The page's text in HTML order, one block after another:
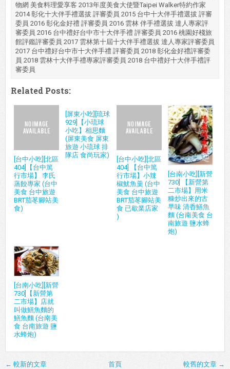
物網 美食料理愛享客 2013年度美食大使暨Taipei Walker特約作家
2014 彰化十大伴手禮選拔 評審委員 2015 台中十大伴手禮選拔 評審
委員 2016 彰化金好禮 評審委員 2016 雲林 伴手禮選拔 達人專家評
審委員 2016 台中禮好台中市十大伴手禮 評審委員 2016 桃園好棧旅
館評鑑評審委員 2017 雲林第十屆十大伴手禮選拔 達人專家評審委員
2017 台中禮好台中市十大伴手禮 評審委員 2018 彰化金好禮評審委
員 2018 雲林十大伴手禮專家評審委員 2018 台中禮好十大伴手禮評
審委員
Related Posts:
[台中小吃][北區
404]【台中篤
行市場】 李氏
蒸餃專家 (台中
美食 台中旅遊
BRT茄苳腳站美
食)
[屏東小吃][琉球
929]【小琉球
小吃】相思麵
(屏東美食 屏東
旅遊 小琉球 排
隊店 食尚玩家)
[台中小吃][北區
404] 【台中篤
行市場】小辣
椒魷魚羹 (台中
美食 台中旅遊
BRT茄苳腳站美
食 已歇業店家
)
[台南小吃][新營
730] 【新營第
二市場】用米
糠炒出來的古
早味 清香鱔魚
麵 (台南美食 台
南旅遊 鹽水蜂
炮)
[台南小吃][新營
730]【新營第
二市場】店就
叫做鱔魚麵的
鱔魚麵 (台南美
食 台南旅遊 鹽
水蜂炮)
← 較新的文章 較舊的文章 →
首頁